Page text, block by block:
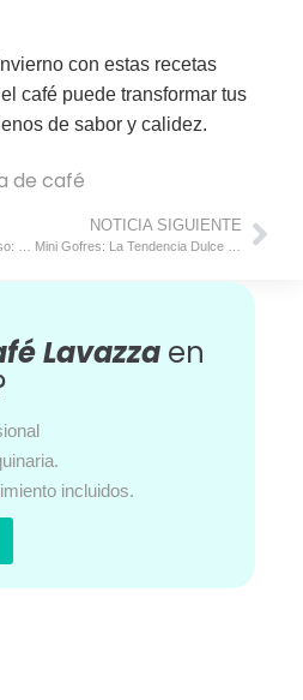
con estas recetas
café puede transformar tus
de sabor y calidez.
de café
NOTICIA SIGUIENTE
Lavazza en
incluidos.